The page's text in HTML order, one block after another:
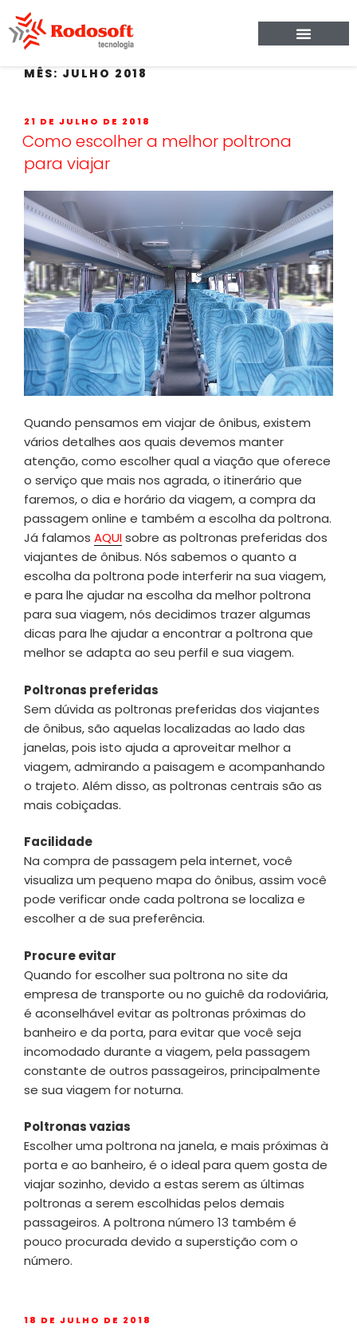
MÊS: JULHO 2018
21 DE JULHO DE 2018
Como escolher a melhor poltrona
para viajar
Quando pensamos em viajar de ônibus, existem
vários detalhes aos quais devemos manter
atenção, como escolher qual a viação que oferece
o serviço que mais nos agrada, o itinerário que
faremos, o dia e horário da viagem, a compra da
passagem online e também a escolha da poltrona.
Já falamos AQUIsobre as poltronas preferidas dos
viajantes de ônibus. Nós sabemos o quanto a
escolha da poltrona pode interferir na sua viagem,
e para lhe ajudar na escolha da melhor poltrona
para sua viagem, nós decidimos trazer algumas
dicas para lhe ajudar a encontrar a poltrona que
melhor se adapta ao seu perfil e sua viagem.
Poltronas preferidas
Sem dúvida as poltronas preferidas dos viajantes
de ônibus, são aquelas localizadas ao lado das
janelas, pois isto ajuda a aproveitar melhor a
viagem, admirando a paisagem e acompanhando
o trajeto. Além disso, as poltronas centrais são as
mais cobiçadas.
Facilidade
Na compra de passagem pela internet, você
visualiza um pequeno mapa do ônibus, assim você
pode verificar onde cada poltrona se localiza e
escolher a de sua preferência.
Procure evitar
Quando for escolher sua poltrona no site da
empresa de transporte ou no guichê da rodoviária,
é aconselhável evitar as poltronas próximas do
banheiro e da porta, para evitar que você seja
incomodado durante a viagem, pela passagem
constante de outros passageiros, principalmente
se sua viagem for noturna.
Poltronas vazias
Escolher uma poltrona na janela, e mais próximas à
porta e ao banheiro, é o ideal para quem gosta de
viajar sozinho, devido a estas serem as últimas
poltronas a serem escolhidas pelos demais
passageiros. A poltrona número 13 também é
pouco procurada devido a superstição com o
número.
18 DE JULHO DE 2018